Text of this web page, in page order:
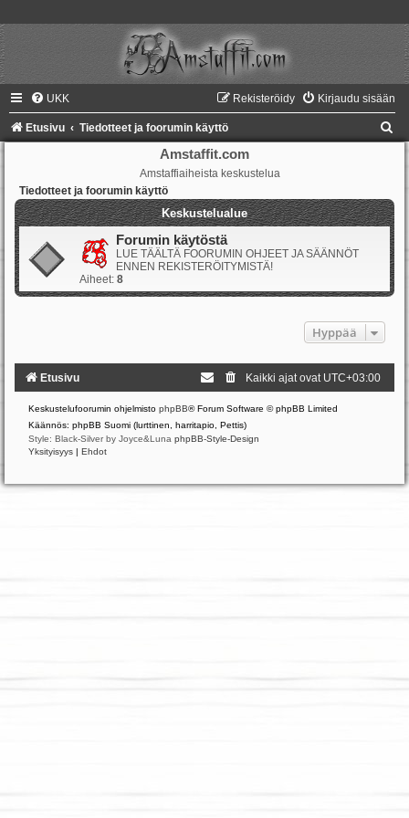
UKK Kirjaudu sisään
Rekisteröidy
Etusivu Tiedotteet ja foorumin käyttö
Amstaffit.com
Amstaffiaiheista keskustelua
Tiedotteet ja foorumin käyttö
Keskustelualue
Forumin käytöstä
LUE TÄÄLTÄ FOORUMIN OHJEET JA SÄÄNNÖT
ENNEN REKISTERÖITYMISTÄ!
Aiheet: 8
Hyppää
Etusivu Kaikki ajat ovat UTC+03:00
Keskustelufoorumin ohjelmisto phpBB® Forum Software © phpBB Limited
Käännös: phpBB Suomi (lurttinen, harritapio, Pettis)
Style: Black-Silver by Joyce&Luna phpBB-Style-Design
Yksityisyys | Ehdot